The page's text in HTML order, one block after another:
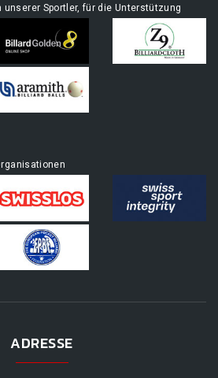
unserer Sportler, für die Unterstützung
ADRESSE